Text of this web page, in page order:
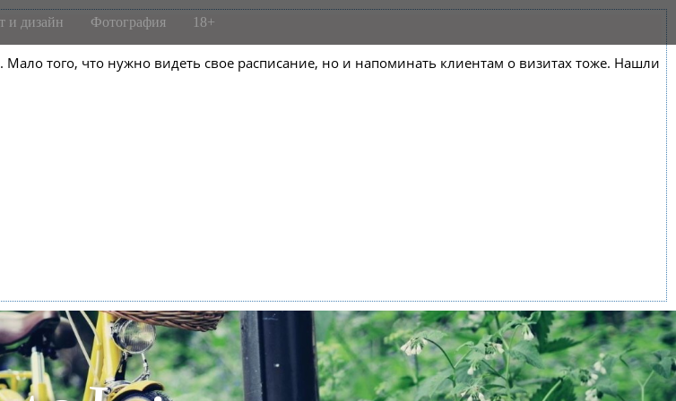
Мало того, что нужно видеть свое расписание, но и напоминать клиентам о визитах тоже. Нашли
и дизайн Фотография 18+